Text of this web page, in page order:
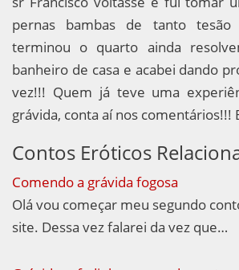
pernas bambas de tanto tesão
terminou o quarto ainda
banheiro de casa e acabei dando
vez!!! Quem já teve uma
grávida, conta aí nos comentários!!!
Contos Eróticos
Comendo a grávida fogosa
Olá vou começar meu segundo
site. Dessa vez falarei da vez que…